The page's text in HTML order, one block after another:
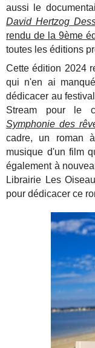
aussi le
David Hertzog
rendu de la 9ème
toutes les éditions
Cette édition 2024
qui n'en ai
dédicacer au
Stream pour le
Symphonie des
cadre, un roman
musique d'un film
également à
Librairie Les
pour dédicacer ce